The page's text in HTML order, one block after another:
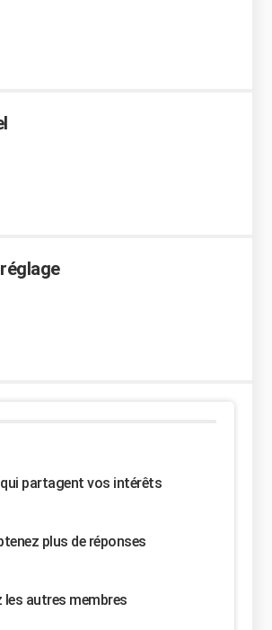
partagent vos intérêts
plus de réponses
autres membres